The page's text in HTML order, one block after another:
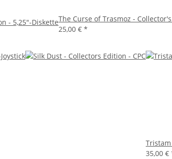
- 5,25"-DisketteThe Curse of Trasmoz -
25,00 € *
35,00 €